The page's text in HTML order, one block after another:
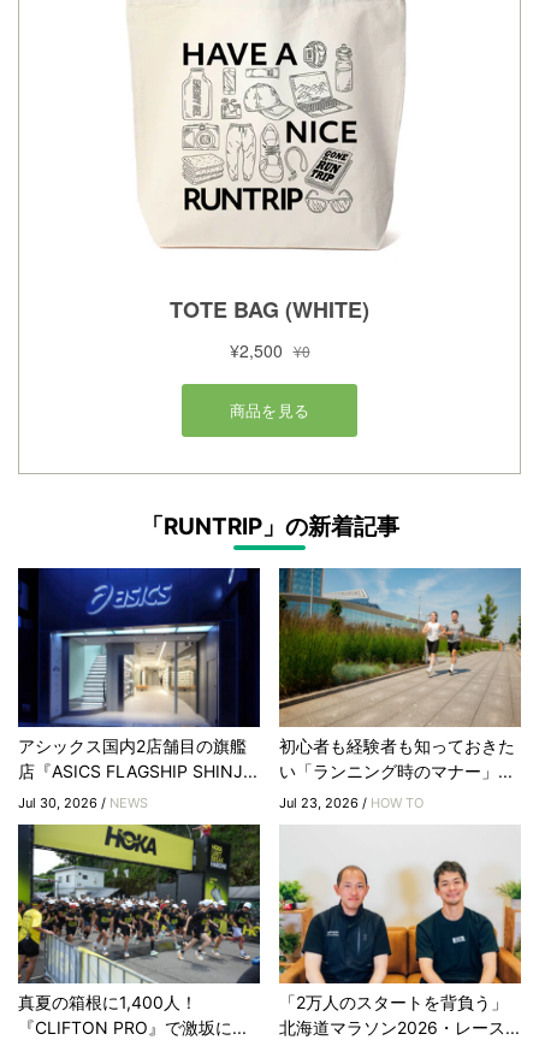
「RUNTRIP」の新着記事
アシックス国内2店舗目の旗艦
店『ASICS FLAGSHIP SHINJ...
Jul 30, 2026 / NEWS
初心者も経験者も知っておきた
い「ランニング時のマナー」...
Jul 23, 2026 / HOW TO
真夏の箱根に1,400人！
『CLIFTON PRO』で激坂に...
「2万人のスタートを背負う」
北海道マラソン2026・レース...